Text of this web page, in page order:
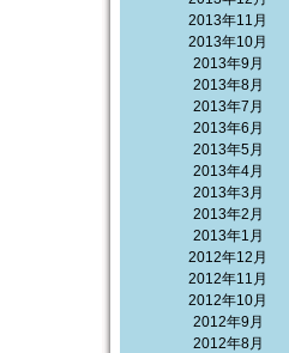
2013年11月
2013年10月
2013年9月
2013年8月
2013年7月
2013年6月
2013年5月
2013年4月
2013年3月
2013年2月
2013年1月
2012年12月
2012年11月
2012年10月
2012年9月
2012年8月